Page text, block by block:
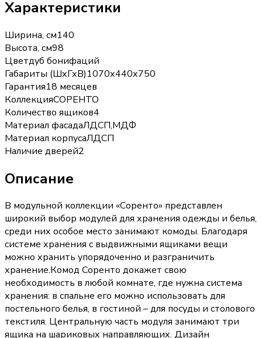
Характеристики
Ширина, см140
Высота, см98
Цветдуб бонифаций
Габариты (ШхГхВ)1070х440х750
Гарантия18 месяцев
КоллекцияСОРЕНТО
Количество ящиков4
Материал фасадаЛДСП,МДФ
Материал корпусаЛДСП
Наличие дверей2
Описание
В модульной коллекции «Соренто» представлен
широкий выбор модулей для хранения одежды и белья,
среди них особое место занимают комоды. Благодаря
системе хранения с выдвижными ящиками вещи
можно хранить упорядоченно и разграничить
хранение.Комод Соренто докажет свою
необходимость в любой комнате, где нужна система
хранения: в спальне его можно использовать для
постельного белья, в гостиной – для посуды и столового
текстиля. Центральную часть модуля занимают три
ящика на шариковых направляющих. Дизайн